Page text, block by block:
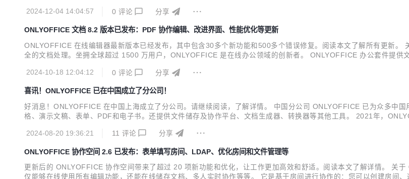
理、面向开发人员和集成商的商业...
2024-12-04 14:04:57 0 评论 分享
ONLYOFFICE 文档 8.2 版本已发布：PDF 协作编辑、改进界面、性能优化等更新
ONLYOFFICE 在线编辑器最新版本已经发布，其中包含30多个新功能和500多个错误修复。阅读本文了解所有更新
全的文档处理。坐拥全球超过 1500 万用户，ONLYOFFICE 是在线办公领域的创新者。 ONLYOFFICE 办公套件提
办...
2024-10-18 12:04:12 0 评论 分享
喜讯！ONLYOFFICE 已在中国成立了分公司！
好消息！ONLYOFFICE 在中国上海成立了分公司。请继续阅读，了解详情。 中国分公司 ONLYOFFICE 已为众多中
格、演示文稿、表单、PDF和电子书。还提供文件储存及协作平台、文档生成器、转换器等其他工具。 2021年，
森西噢信息技术（上海）有限公司 / Ascensi...
2024-08-20 19:36:21 11 评论 分享
ONLYOFFICE 协作空间 2.6 已发布：表单填写房间、LDAP、优化房间和文件管理等
更新后的 ONLYOFFICE 协作空间带来了超过 20 项新功能和优化，让工作更加高效和舒适。阅读本文了解详情。 关
仅能够在线使用所有编辑功能，还能在线储存文档、多人实时协作等等。 它是基于房间进行协作的：您可以创建房间